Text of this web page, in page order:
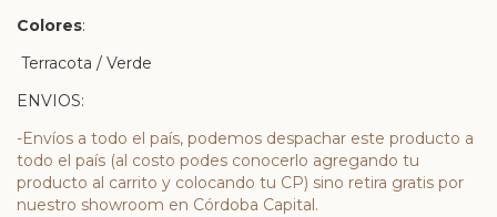
Colores:
Terracota / Verde
ENVIOS:
-Envíos a todo el país, podemos despachar este producto a
todo el país (al costo podes conocerlo agregando tu
producto al carrito y colocando tu CP) sino retira gratis por
nuestro showroom en Córdoba Capital.